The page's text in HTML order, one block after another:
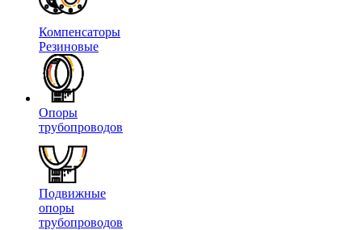
Компенсаторы
Резиновые
Опоры
трубопроводов
Подвижные
опоры
трубопроводов